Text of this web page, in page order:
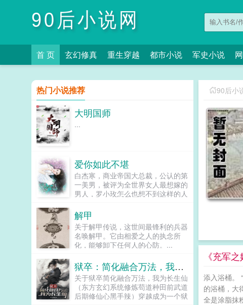
90后小说网
首 页 玄幻修真 重生穿越 都市小说 军史小说
90后小
《充军
添入浴桶。
的浴桶，大
全是涂脂抹
热门小说推荐
大明国师
...
爱你如此不堪
白杰寒，商业帝国大总裁，公认的第
一美男，被评为全世界女人最想嫁的
男人，罗小玫怎么也想不到这样的人
传言他是个gay。我不干了，立刻马
上离婚。某美男...
解甲
关于解甲传说，这世间最锋利的兵器
名唤解甲。它由相爱之人的执念所
化，能够卸下任何人的心防。...
狱卒：简化融合万法，我为长生仙
关于狱卒简化融合万法，我为长生仙
（东方玄幻系统修炼苟道种田前武道
后期修仙心黑手辣）穿越成为一个狱